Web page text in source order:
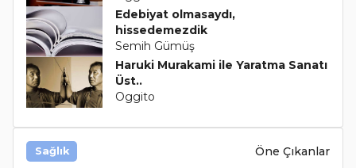
Edebiyat olmasaydı,
hissedemezdik
Semih Gümüş
Haruki Murakami ile Yaratma Sanatı
Üst..
Oggito
Sağlık Öne Çıkanlar